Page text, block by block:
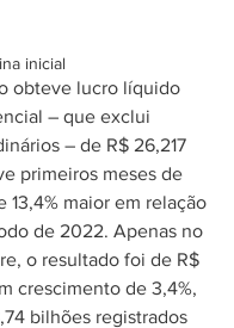
inicial
obteve lucro líquido
– que exclui
– de R$ 26,217
primeiros meses de
13,4% maior em relação
de 2022. Apenas no
o resultado foi de R$
crescimento de 3,4%,
bilhões registrados